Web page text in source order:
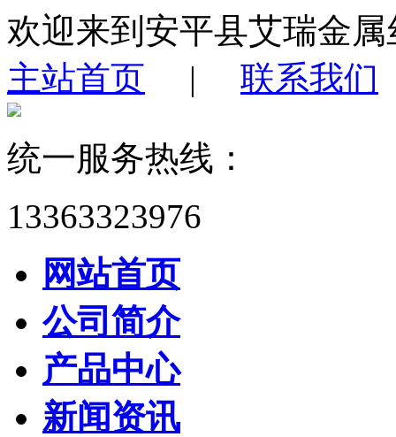
欢迎来到安平县艾瑞金
主站首页 | 联系我们
统一服务热线：
13363323976
网站首页
公司简介
产品中心
新闻资讯